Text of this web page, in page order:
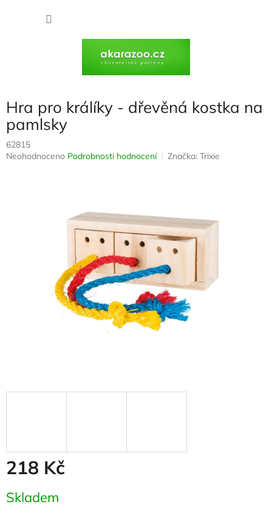
Hra pro králíky - dřevěná kostka na
pamlsky
62815
Průměrné
Neohodnoceno Podrobnosti hodnocení Značka: Trixie
218 Kč
cena:
Skladem